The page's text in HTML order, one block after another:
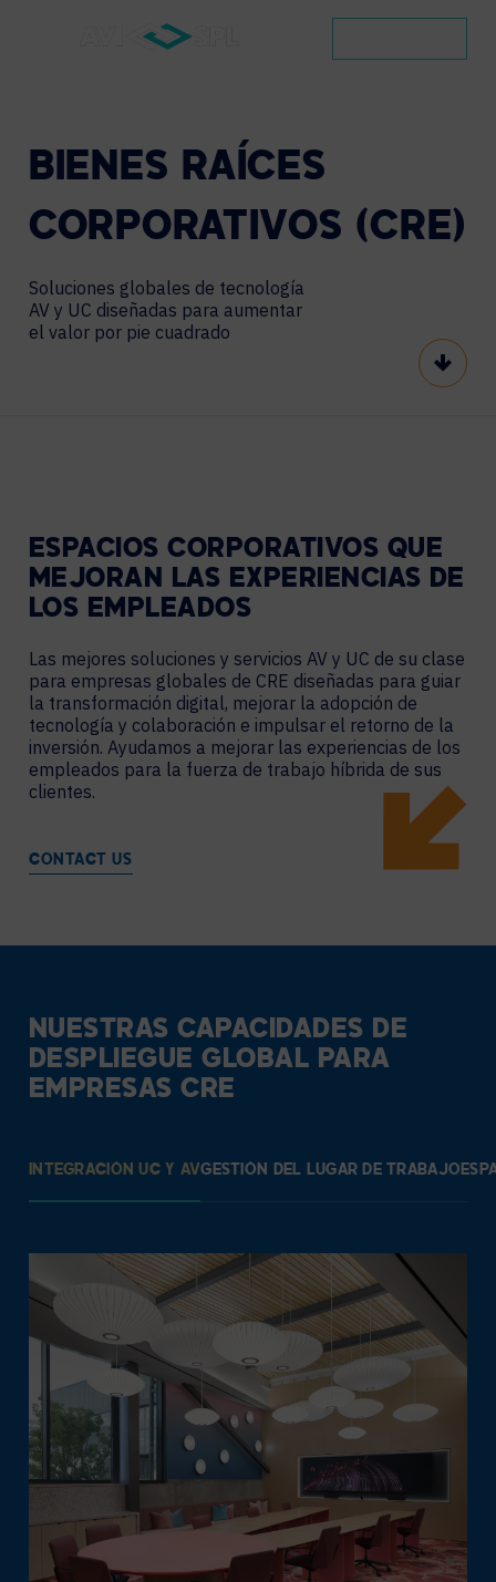
BIENES RAÍCES
CORPORATIVOS (CRE)
Soluciones globales de tecnología
AV y UC diseñadas para aumentar
el valor por pie cuadrado
Scroll
ESPACIOS CORPORATIVOS QUE
MEJORAN LAS EXPERIENCIAS DE
LOS EMPLEADOS
Las mejores soluciones y servicios AV y UC de su clase
para empresas globales de CRE diseñadas para guiar
la transformación digital, mejorar la adopción de
tecnología y colaboración e impulsar el retorno de la
inversión. Ayudamos a mejorar las experiencias de los
empleados para la fuerza de trabajo híbrida de sus
clientes.
CONTACT US
NUESTRAS CAPACIDADES DE
DESPLIEGUE GLOBAL PARA
EMPRESAS CRE
INTEGRACIÓN UC Y AVGESTIÓN DEL LUGAR DE TRABAJO